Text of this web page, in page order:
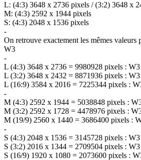
L: (4:3) 3648 x 2736 pixels / (3:2) 3648 x
M: (4:3) 2592 x 1944 pixels
S: (4:3) 2048 x 1536 pixels
-
On retrouve exactement les mêmes
W3
-
L (4:3) 3648 x 2736 = 9980928 pixels : W3
L (3:2) 3648 x 2432 = 8871936 pixels : W3
L (16:9) 3584 x 2016 = 7225344 pixels :
-
M (4:3) 2592 x 1944 = 5038848 pixels :
M (3:2) 2592 x 1728 = 4478976 pixels :
M (19/9) 2560 x 1440 = 3686400 pixels :
-
S (4:3) 2048 x 1536 = 3145728 pixels : W3
S (3:2) 2016 x 1344 = 2709504 pixels : W3
S (16/9) 1920 x 1080 = 2073600 pixels :